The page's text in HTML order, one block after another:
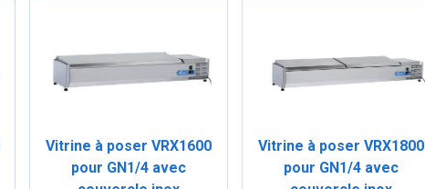
Vitrine à poser VRX1600
pour GN1/4 avec
Vitrine à poser VRX1800
pour GN1/4 avec